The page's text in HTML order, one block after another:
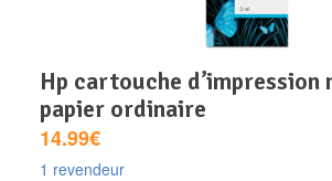
hp cartouche d’impression noir pour
papier ordinaire
14.99€
1 revendeur